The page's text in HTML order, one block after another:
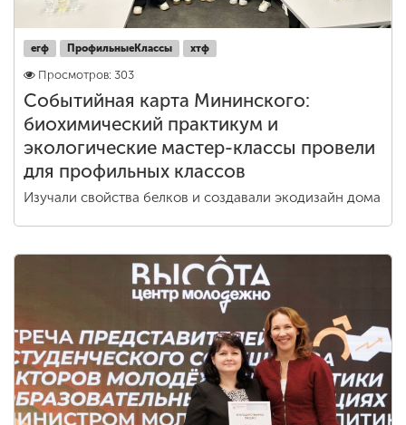
егф ПрофильныеКлассы хтф
Просмотров: 303
Событийная карта Мининского:
биохимический практикум и
экологические мастер-классы провели
для профильных классов
Изучали свойства белков и создавали экодизайн дома